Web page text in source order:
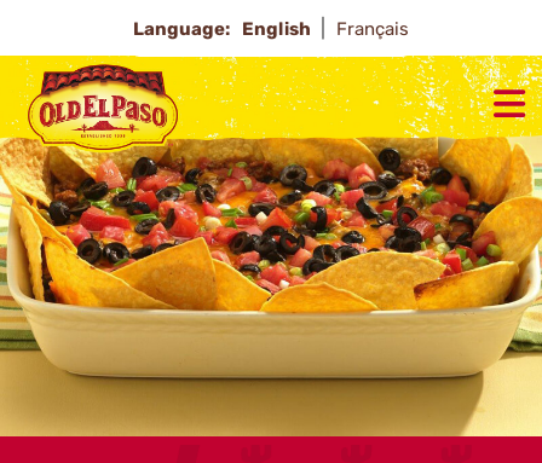
Language: English Français